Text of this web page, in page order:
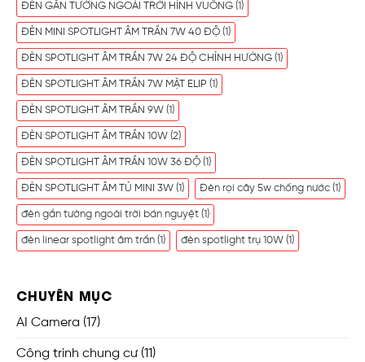
ĐÈN GẮN TƯỜNG NGOÀI TRỜI HÌNH VUÔNG (1)
ĐÈN MINI SPOTLIGHT ÂM TRẦN 7W 40 ĐỘ (1)
ĐÈN SPOTLIGHT ÂM TRẦN 7W 24 ĐỘ CHỈNH HƯỚNG (1)
ĐÈN SPOTLIGHT ÂM TRẦN 7W MẶT ELIP (1)
ĐÈN SPOTLIGHT ÂM TRẦN 9W (1)
ĐÈN SPOTLIGHT ÂM TRẦN 10W (2)
ĐÈN SPOTLIGHT ÂM TRẦN 10W 36 ĐỘ (1)
ĐÈN SPOTLIGHT ÂM TỦ MINI 3W (1) Đèn rọi cây 5w chống nước (1)
đèn gắn tường ngoài trời bán nguyệt (1)
đèn linear spotlight âm trần (1) đèn spotlight trụ 10W (1)
CHUYÊN MỤC
AI Camera (17)
Công trình chung cư(11)